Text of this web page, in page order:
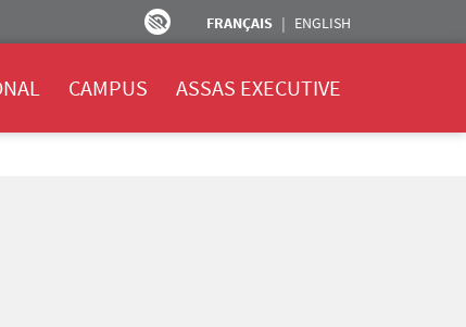
FRANÇAIS ENGLISH
CAMPUS ASSAS EXECUTIVE